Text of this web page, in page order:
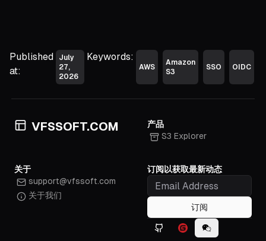
Published
at:
July
27,
2026
Keywords:
AWS
Amazon
S3
SSO OIDC
VFSSOFT.COM
产品
S3 Explorer
关于
support@vfssoft.com
关于我们
订阅以获取最新动态
订阅
Github iconGitee iconWeChat icon